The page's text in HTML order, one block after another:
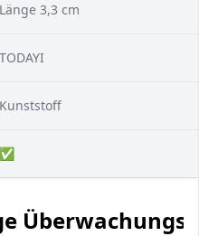
Länge 3,3 cm
TODAYI
Kunststoff
✅